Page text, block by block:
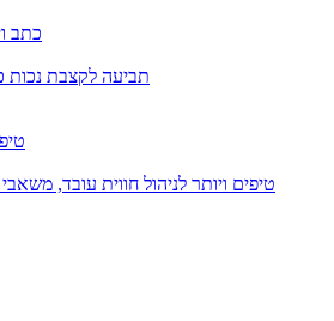
כתב
תביעה לקצבת נכות
7
50 טיפים ויותר לניהול חווית עובד,